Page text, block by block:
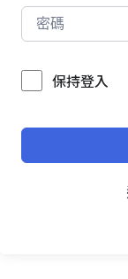
保持登入